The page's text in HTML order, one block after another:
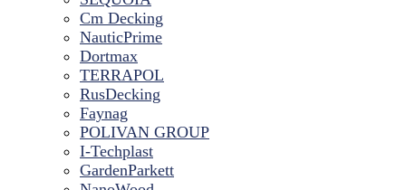
Cm Decking
NauticPrime
Dortmax
TERRAPOL
RusDecking
Faynag
POLIVAN GROUP
I-Techplast
GardenParkett